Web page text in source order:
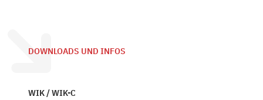
DOWNLOADS UND INFOS
WIK / WIK-C